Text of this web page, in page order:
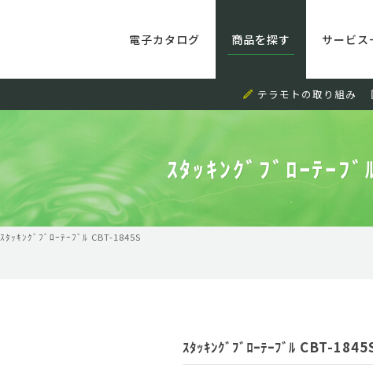
電子カタログ 商品を探す サービス
テラモトの取り組み
ｽﾀｯｷﾝｸﾞﾌﾞﾛｰﾃｰﾌ
ｽﾀｯｷﾝｸﾞﾌﾞﾛｰﾃｰﾌﾞﾙ CBT-1845S
ｽﾀｯｷﾝｸﾞﾌﾞﾛｰﾃｰﾌﾞﾙ CBT-